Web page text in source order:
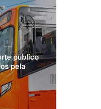
público
pela